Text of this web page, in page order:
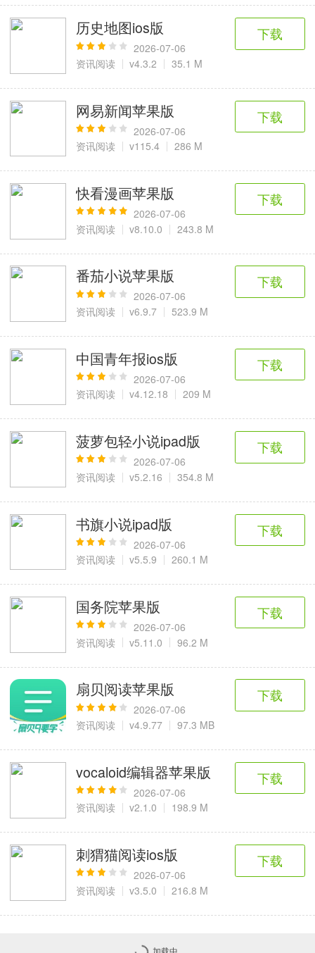
历史地图ios版
2026-07-06
资讯阅读
v4.3.2 35.1 M
下载
网易新闻苹果版
2026-07-06
资讯阅读
v115.4 286 M
下载
快看漫画苹果版
2026-07-06
资讯阅读
v8.10.0 243.8 M
下载
番茄小说苹果版
2026-07-06
资讯阅读
v6.9.7 523.9 M
下载
中国青年报ios版
2026-07-06
资讯阅读
v4.12.18 209 M
下载
菠萝包轻小说ipad版
2026-07-06
资讯阅读
v5.2.16 354.8 M
下载
书旗小说ipad版
2026-07-06
资讯阅读
v5.5.9 260.1 M
下载
国务院苹果版
2026-07-06
资讯阅读
v5.11.0 96.2 M
下载
扇贝阅读苹果版
2026-07-06
资讯阅读
v4.9.77 97.3 MB
下载
vocaloid编辑器苹果版
2026-07-06
资讯阅读
v2.1.0 198.9 M
下载
刺猬猫阅读ios版
2026-07-06
资讯阅读
v3.5.0 216.8 M
下载
加载中...